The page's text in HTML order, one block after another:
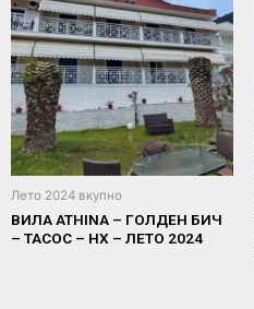
Лето 2024 вкупно
ВИЛА ATHINA – ГОЛДЕН БИЧ
– ТАСОС – НХ – ЛЕТО 2024